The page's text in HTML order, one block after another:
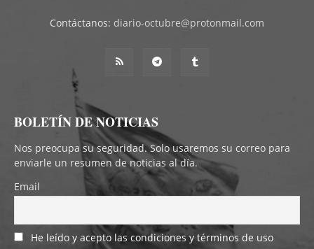
Contáctanos: diario-octubre@protonmail.com
BOLETÍN DE NOTICIAS
Nos preocupa su seguridad. Solo usaremos su correo para
enviarle un resumen de noticias al día.
Email
He leído y acepto las condiciones y términos de uso